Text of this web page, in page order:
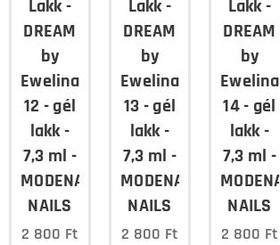
Lakk -
DREAM
by
Ewelina
12 - gél
lakk -
7,3 ml -
MODENA
NAILS
2 800 Ft
Lakk -
DREAM
by
Ewelina
13 - gél
lakk -
7,3 ml -
MODENA
NAILS
2 800 Ft
Lakk -
DREAM
by
Ewelina
14 - gél
lakk -
7,3 ml -
MODENA
NAILS
2 800 Ft